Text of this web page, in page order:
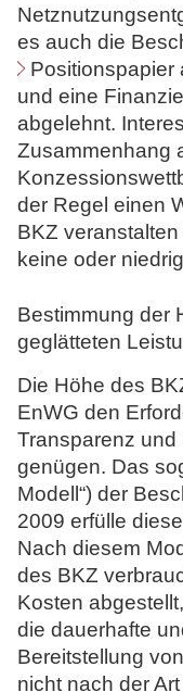
es auch die
Positionspapier
und eine
abgelehnt.
Zusammenhang
der Regel einen
BKZ
keine oder
Bestimmung der
geglätteten
Die Höhe des
EnWG den
Transparenz und
genügen. Das
Modell “) der
2009 erfülle
Nach diesem
des BKZ
Kosten
die dauerhafte
Bereitstellung
nicht nach der